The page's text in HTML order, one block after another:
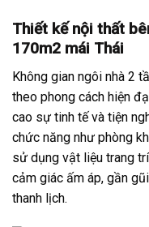
Thiết kế nội thất
170m2 mái Thái
Không gian ngôi nhà 2
theo phong cách hiện
cao sự tinh tế và tiện
chức năng như phòng
sử dụng vật liệu trang
cảm giác ấm áp, gần
thanh lịch.